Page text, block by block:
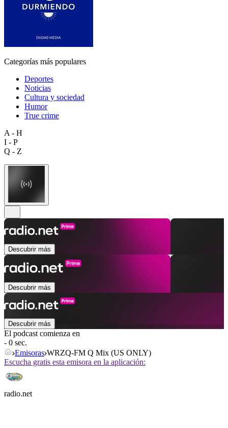
Categorías más populares
Deportes
Noticias
Cultura y sociedad
Humor
True crime
A - H
I - P
Q - Z
Descubrir más
Descubrir más
Descubrir más
El podcast comienza en
- 0 sec.
Emisoras WRZQ-FM Q Mix (US ONLY)
Escucha gratis esta emisora en la aplicación:
radio.net